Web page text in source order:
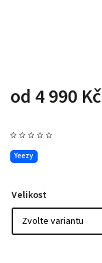
od 4 990 Kč
Yeezy
Velikost